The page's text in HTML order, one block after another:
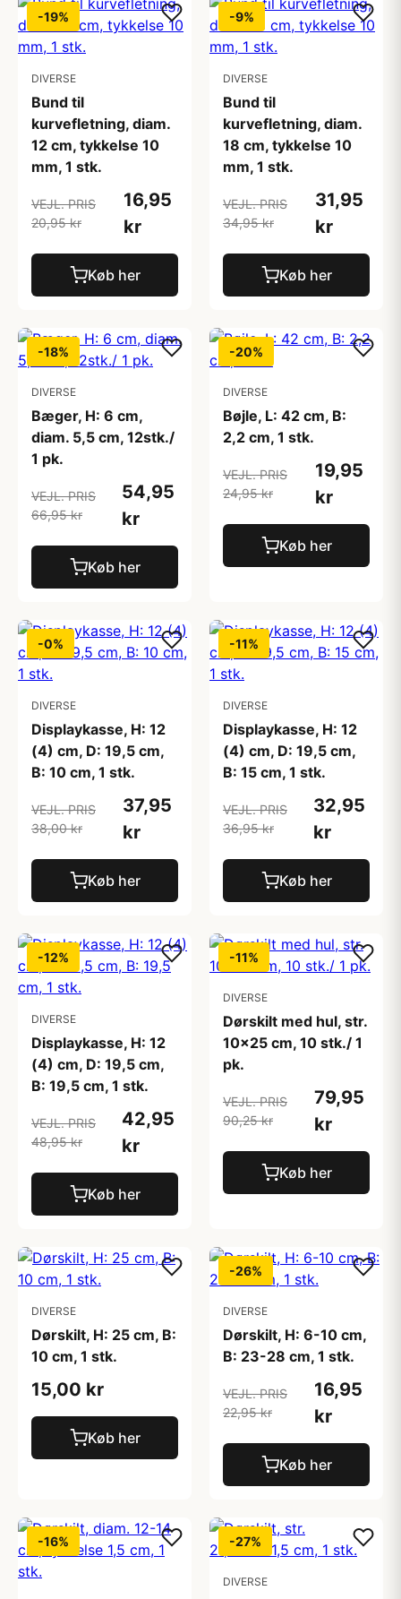
-19%
DIVERSE
Bund til
kurvefletning, diam.
12 cm, tykkelse 10
mm, 1 stk.
VEJL. PRIS
20,95 kr
16,95
kr
Køb her
-9%
DIVERSE
Bund til
kurvefletning, diam.
18 cm, tykkelse 10
mm, 1 stk.
VEJL. PRIS
34,95 kr
31,95
kr
Køb her
-18%
DIVERSE
Bæger, H: 6 cm,
diam. 5,5 cm, 12stk./
1 pk.
VEJL. PRIS
66,95 kr
54,95
kr
Køb her
-20%
DIVERSE
Bøjle, L: 42 cm, B:
2,2 cm, 1 stk.
VEJL. PRIS
24,95 kr
19,95
kr
Køb her
-0%
DIVERSE
Displaykasse, H: 12
(4) cm, D: 19,5 cm,
B: 10 cm, 1 stk.
VEJL. PRIS
38,00 kr
37,95
kr
Køb her
-11%
DIVERSE
Displaykasse, H: 12
(4) cm, D: 19,5 cm,
B: 15 cm, 1 stk.
VEJL. PRIS
36,95 kr
32,95
kr
Køb her
-12%
DIVERSE
Displaykasse, H: 12
(4) cm, D: 19,5 cm,
B: 19,5 cm, 1 stk.
VEJL. PRIS
48,95 kr
42,95
kr
Køb her
-11%
DIVERSE
Dørskilt med hul, str.
10x25 cm, 10 stk./ 1
pk.
VEJL. PRIS
90,25 kr
79,95
kr
Køb her
DIVERSE
Dørskilt, H: 25 cm, B:
10 cm, 1 stk.
15,00 kr
Køb her
-26%
DIVERSE
Dørskilt, H: 6-10 cm,
B: 23-28 cm, 1 stk.
VEJL. PRIS
22,95 kr
16,95
kr
Køb her
-16% -27%
DIVERSE